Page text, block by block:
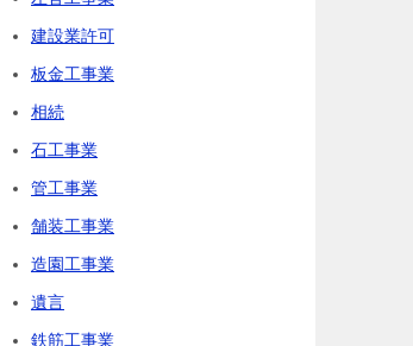
建設業許可
板金工事業
相続
石工事業
管工事業
舗装工事業
造園工事業
遺言
鉄筋工事業